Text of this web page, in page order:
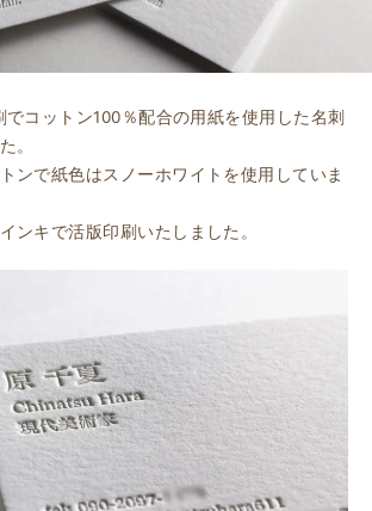
でコットン100％配合の用紙を使用した名刺
。
ンで紙色はスノーホワイトを使用していま
ンキで活版印刷いたしました。